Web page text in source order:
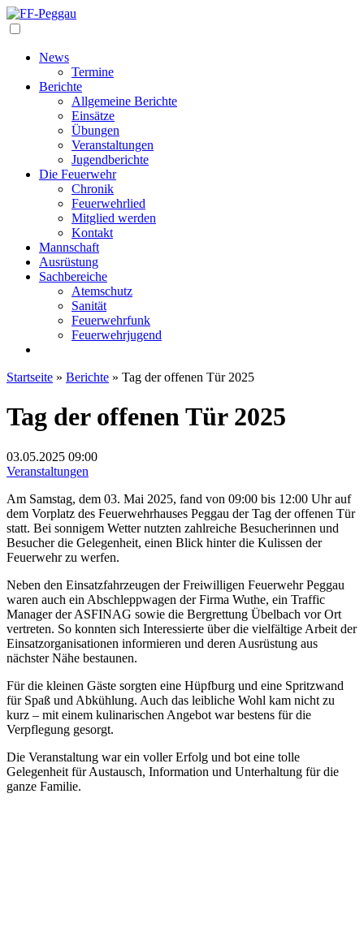
News
Termine
Berichte
Allgemeine Berichte
Einsätze
Übungen
Veranstaltungen
Jugendberichte
Die Feuerwehr
Chronik
Feuerwehrlied
Mitglied werden
Kontakt
Mannschaft
Ausrüstung
Sachbereiche
Atemschutz
Sanität
Feuerwehrfunk
Feuerwehrjugend
Startseite » Berichte » Tag der offenen Tür 2025
Tag der offenen Tür 2025
03.05.2025 09:00
Veranstaltungen
Am Samstag, dem 03. Mai 2025, fand von 09:00 bis 12:00 Uhr auf
dem Vorplatz des Feuerwehrhauses Peggau der Tag der offenen Tür
statt. Bei sonnigem Wetter nutzten zahlreiche Besucherinnen und
Besucher die Gelegenheit, einen Blick hinter die Kulissen der
Feuerwehr zu werfen.
Neben den Einsatzfahrzeugen der Freiwilligen Feuerwehr Peggau
waren auch ein Abschleppwagen der Firma Wuthe, ein Traffic
Manager der ASFINAG sowie die Bergrettung Übelbach vor Ort
vertreten. So konnten sich Interessierte über die vielfältige Arbeit der
Einsatzorganisationen informieren und deren Ausrüstung aus
nächster Nähe bestaunen.
Für die kleinen Gäste sorgten eine Hüpfburg und eine Spritzwand
für Spaß und Abkühlung. Auch das leibliche Wohl kam nicht zu
kurz – mit einem kulinarischen Angebot war bestens für die
Verpflegung gesorgt.
Die Veranstaltung war ein voller Erfolg und bot eine tolle
Gelegenheit für Austausch, Information und Unterhaltung für die
ganze Familie.